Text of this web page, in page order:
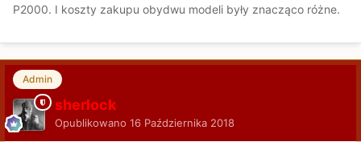
P2000. I koszty zakupu obydwu modeli były znacząco różne.
Admin
sherlock
Opublikowano 16 Października 2018